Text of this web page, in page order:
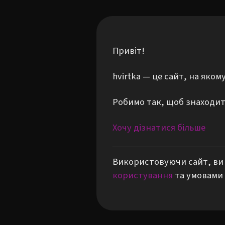
Привіт!
hvirtka — це сайт, на
Робимо так, щоб
Хочу дізнатися більше
Використовуючи сайт,
користування та умовами